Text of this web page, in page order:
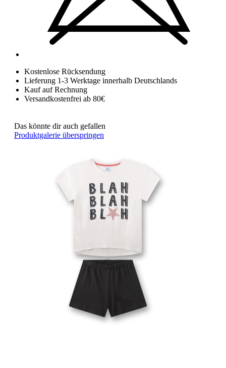
Kostenlose Rücksendung
Lieferung 1-3 Werktage innerhalb Deutschlands
Kauf auf Rechnung
Versandkostenfrei ab 80€
Das könnte dir auch gefallen
Produktgalerie überspringen